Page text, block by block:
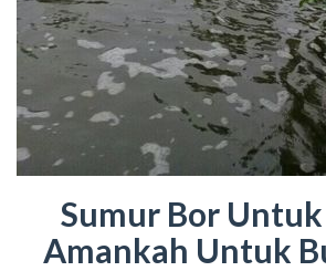
Sumur Bor
Amankah Untuk